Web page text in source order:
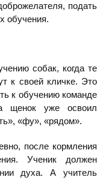
подать
обучения.
собак, когда те
к своей кличке. Это
к обучению команде
щенок уже освоил
«фу», «рядом».
после кормления
Ученик должен
духа. А учитель